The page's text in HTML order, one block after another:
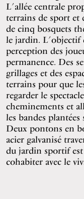
L’allée centrale
terrains de sport et
de cinq bosquets
le jardin. L’objectif
perception des
permanence. Des
grillages et des
terrains pour que
regarder le
cheminements et
les bandes
Deux pontons en
acier galvanisé
du jardin sportif est
cohabiter avec le